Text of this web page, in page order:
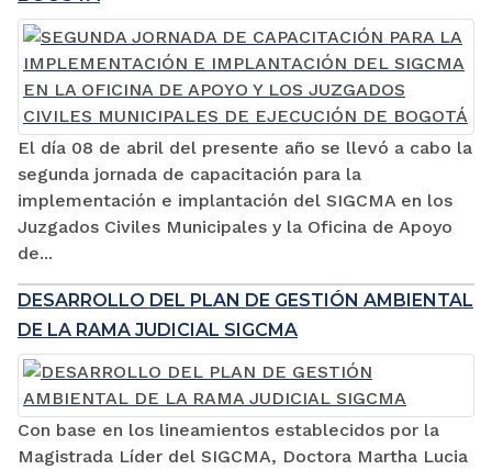
El día 08 de abril del presente año se llevó a cabo la
segunda jornada de capacitación para la
implementación e implantación del SIGCMA en los
Juzgados Civiles Municipales y la Oficina de Apoyo
de...
DESARROLLO DEL PLAN DE GESTIÓN AMBIENTAL
DE LA RAMA JUDICIAL SIGCMA
Con base en los lineamientos establecidos por la
Magistrada Líder del SIGCMA, Doctora Martha Lucia